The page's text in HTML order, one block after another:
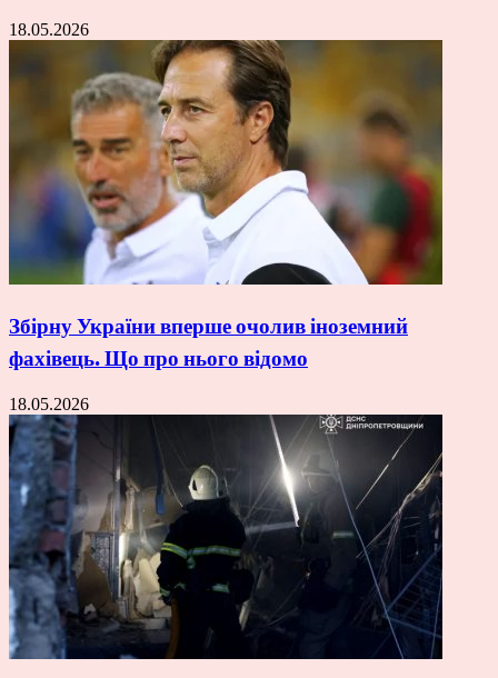
18.05.2026
Збірну України вперше очолив іноземний
фахівець. Що про нього відомо
18.05.2026